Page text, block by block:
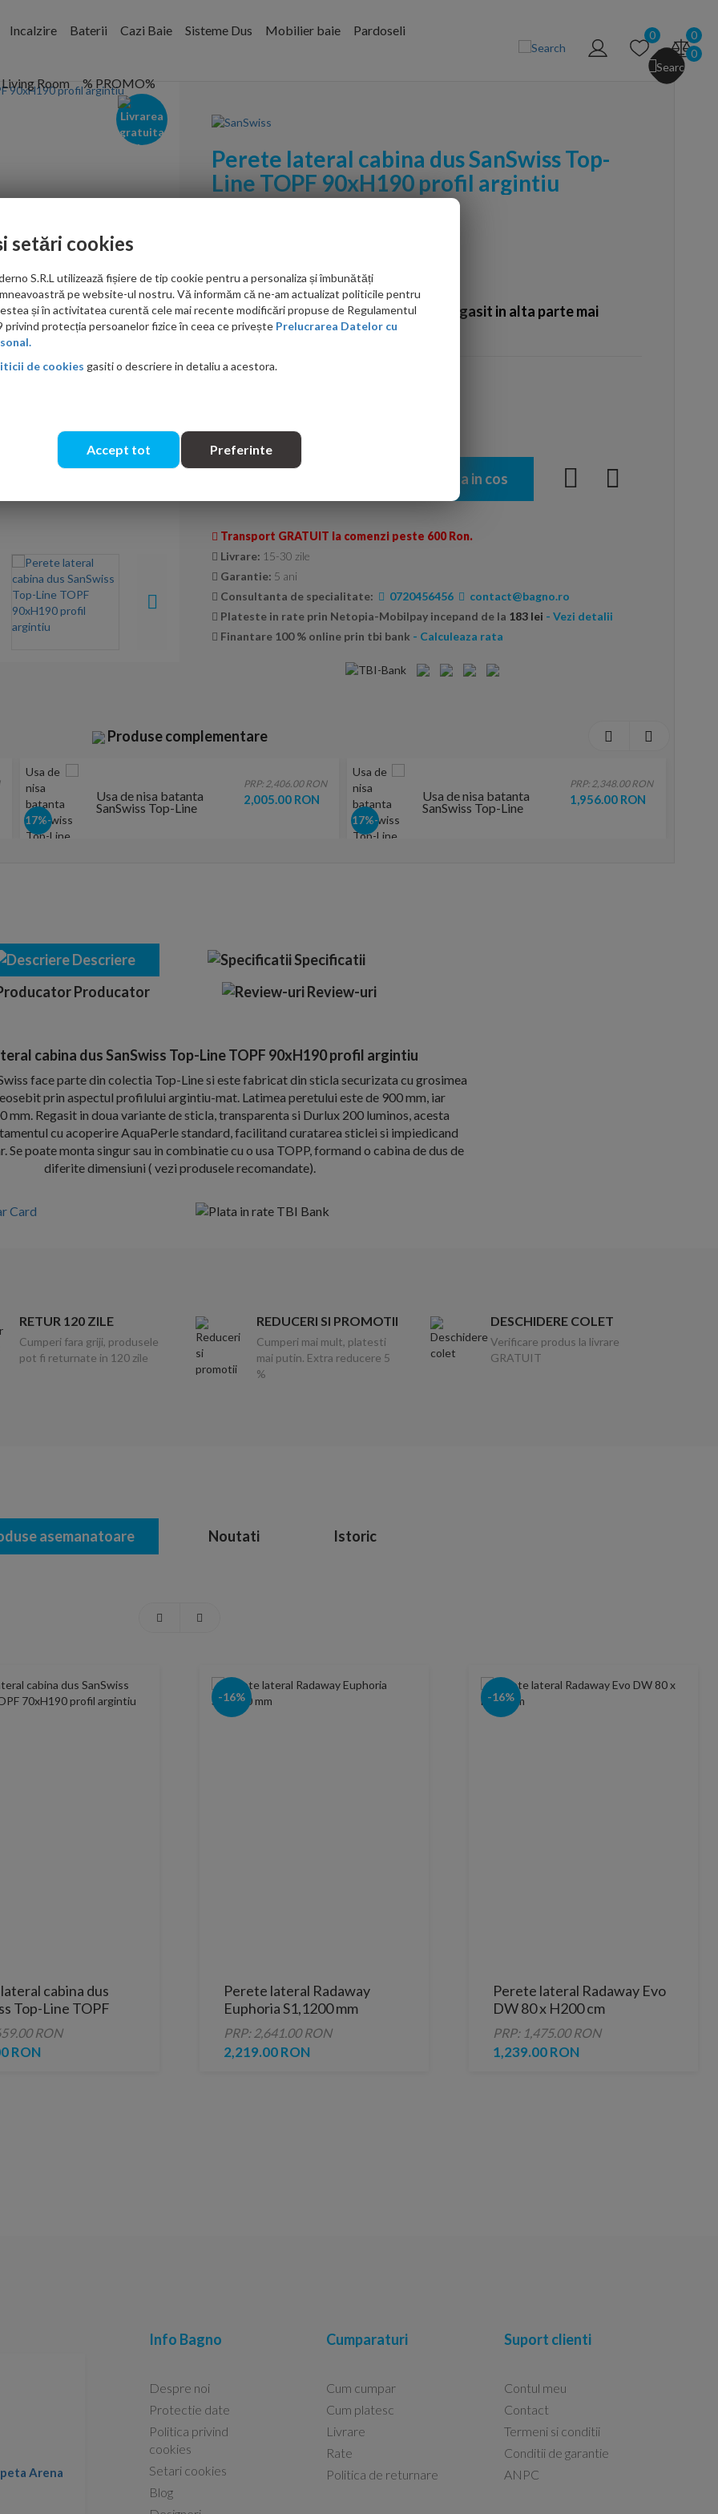
Incalzire Baterii Cazi Baie Sisteme Dus Mobilier baie Pardoseli
Living Room % PROMO%
0
0
0
Perete lateral cabina dus SanSwiss Top-
Line TOPF 90xH190 profil argintiu
1,521.00 RON
Ati gasit in alta parte mai
ieftin?
Adauga in cos
Transport GRATUIT la comenzi peste 600 Ron.
Livrare: 15-30 zile
Garantie: 5 ani
Consultanta de specialitate:
0720456456
contact@bagno.ro
Plateste in rate prin Netopia-Mobilpay incepand de la 183 lei - Vezi detalii
Finantare 100 % online prin tbi bank - Calculeaza rata
Produse complementare
-17%
Usa de nisa batanta
SanSwiss Top-Line
TOPP 70xH190 cm
PRP: 2,348.00 RON
1,956.00 RON
-17%
Usa de nisa batanta
SanSwiss Top-Line
TOPP 75xH190 cm,
PRP: 2,406.00 RON
2,005.00 RON
Descriere
Specificatii
Producator
Review-uri
cabina dus SanSwiss Top-Line TOPF 90xH190 profil argintiu
face parte din colectia Top-Line si este fabricat din sticla securizata cu grosimea
prin aspectul profilului argintiu-mat. Latimea peretului este de 900 mm, iar
mm. Regasit in doua variante de sticla, transparenta si Durlux 200 luminos, acesta
cu acoperire AquaPerle standard, facilitand curatarea sticlei si impiedicand
Se poate monta singur sau in combinatie cu o usa TOPP, formand o cabina de dus de
diferite dimensiuni ( vezi produsele recomandate).
RETUR 120 ZILE
Cumperi fara griji, produsele
pot fi returnate in 120 zile
REDUCERI SI PROMOTII
Cumperi mai mult, platesti
mai putin. Extra reducere 5
%
DESCHIDERE COLET
Verificare produs la livrare
GRATUIT
asemanatoare Noutati Istoric
cabina dus
Top-Line TOPF
profil argintiu
RON
RON
-16%
Perete lateral Radaway
Euphoria S1,1200 mm
PRP: 2,641.00 RON
2,219.00 RON
-16%
Perete lateral Radaway Evo
DW 80 x H200 cm
PRP: 1,475.00 RON
1,239.00 RON
Arena
Conform descrierii!
13.02.2026
Capacele Grohe sunt de bună calitate și se
Marius -08.02.2026
Info Bagno
Despre noi
Protectie date
Politica privind
cookies
Setari cookies
Blog
Cumparaturi
Cum cumpar
Cum platesc
Livrare
Rate
Politica de returnare
Suport clienti
Contul meu
Contact
Termeni si conditii
Conditii de garantie
ANPC
setări cookies
S.R.L utilizează fișiere de tip cookie pentru a personaliza și îmbunătăți
pe website-ul nostru. Vă informăm că ne-am actualizat politicile pentru
și în activitatea curentă cele mai recente modificări propuse de Regulamentul
privind protecția persoanelor fizice în ceea ce privește Prelucrarea Datelor cu
de cookies gasiti o descriere in detaliu a acestora.
Accept tot Preferinte